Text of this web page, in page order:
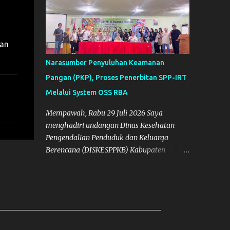
Narasumber Penyuluhan Keamanan
Pangan (PKP), Proses Penerbitan SPP-IRT
Melalui System OSS RBA
Mempawah, Rabu 29 Juli 2026 Saya
menghadiri undangan Dinas Kesehatan
Pengendalian Penduduk dan Keluarga
Berencana (DISKESPPKB) Kabupaten